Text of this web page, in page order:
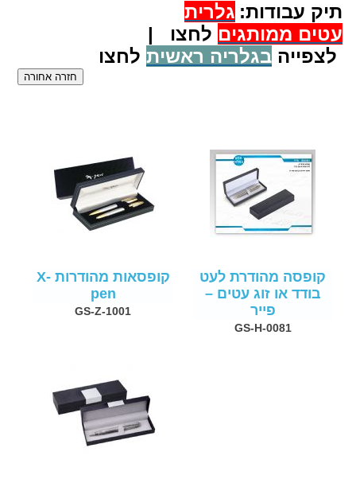
תיק עבודות: גלרית
עטים ממותגים לחצו |
לצפייה בגלריה ראשית לחצו
קופסה מהודרת לעט
בודד או זוג עטים –
פייר
GS-H-0081
קופסאות מהודרות X-
pen
GS-Z-1001